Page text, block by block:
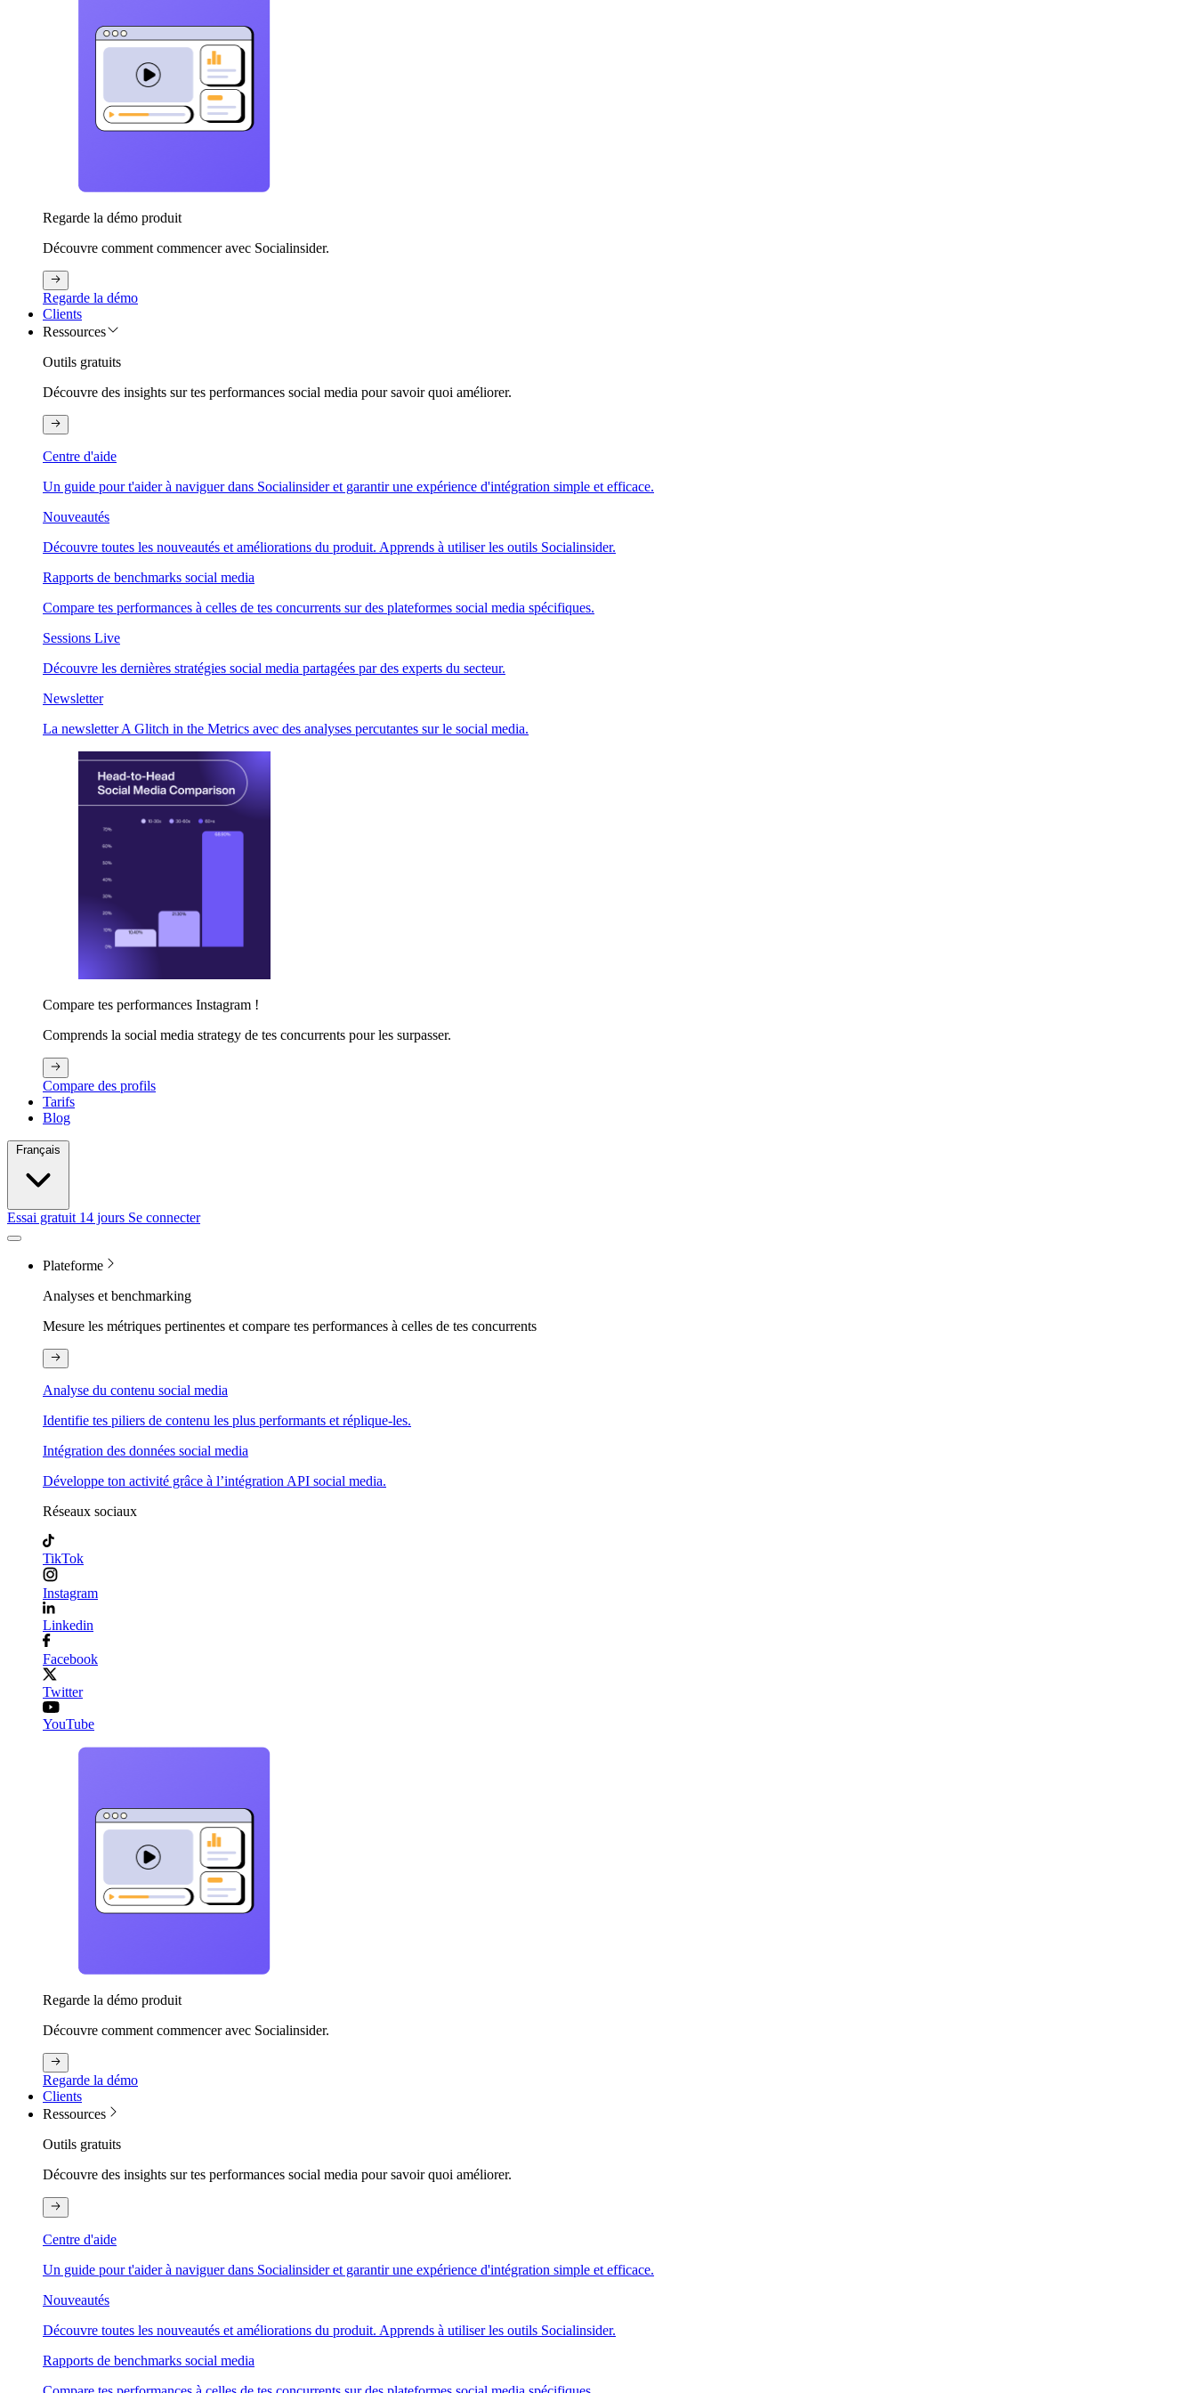
Regarde la démo produit
Découvre comment commencer avec Socialinsider.
Regarde la démo
Clients
Ressources
Outils gratuits
Découvre des insights sur tes performances social media pour savoir quoi améliorer.
Centre d'aide
Un guide pour t'aider à naviguer dans Socialinsider et garantir une expérience d'intégration simple et efficace.
Nouveautés
Découvre toutes les nouveautés et améliorations du produit. Apprends à utiliser les outils Socialinsider.
Rapports de benchmarks social media
Compare tes performances à celles de tes concurrents sur des plateformes social media spécifiques.
Sessions Live
Découvre les dernières stratégies social media partagées par des experts du secteur.
Newsletter
La newsletter A Glitch in the Metrics avec des analyses percutantes sur le social media.
Compare tes performances Instagram !
Comprends la social media strategy de tes concurrents pour les surpasser.
Compare des profils
Tarifs
Blog
Essai gratuit 14 jours Se connecter
Plateforme
Analyses et benchmarking
Mesure les métriques pertinentes et compare tes performances à celles de tes concurrents
Analyse du contenu social media
Identifie tes piliers de contenu les plus performants et réplique-les.
Intégration des données social media
Développe ton activité grâce à l’intégration API social media.
Réseaux sociaux
TikTok
Instagram
Linkedin
Facebook
Twitter
YouTube
Regarde la démo produit
Découvre comment commencer avec Socialinsider.
Regarde la démo
Clients
Ressources
Outils gratuits
Découvre des insights sur tes performances social media pour savoir quoi améliorer.
Centre d'aide
Un guide pour t'aider à naviguer dans Socialinsider et garantir une expérience d'intégration simple et efficace.
Nouveautés
Découvre toutes les nouveautés et améliorations du produit. Apprends à utiliser les outils Socialinsider.
Rapports de benchmarks social media